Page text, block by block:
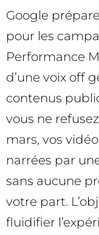
Google
pour les
Performance
d’une voix off
contenus
vous ne
mars, vos
narrées par
sans aucune
votre part.
fluidifier